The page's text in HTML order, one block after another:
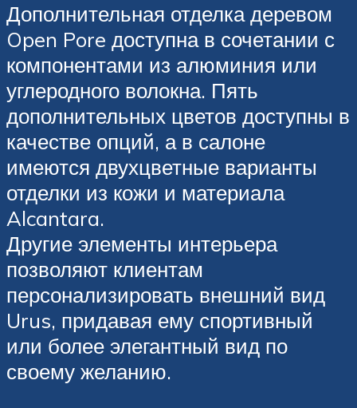
Дополнительная отделка деревом
Open Pore доступна в сочетании с
компонентами из алюминия или
углеродного волокна. Пять
дополнительных цветов доступны в
качестве опций, а в салоне
имеются двухцветные варианты
отделки из кожи и материала
Alcantara.
Другие элементы интерьера
позволяют клиентам
персонализировать внешний вид
Urus, придавая ему спортивный
или более элегантный вид по
своему желанию.